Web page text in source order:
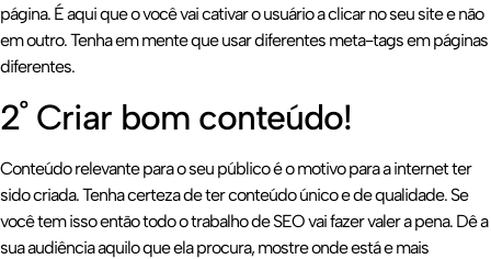
página. É aqui que o você vai cativar o usuário a clicar no seu site e não
em outro. Tenha em mente que usar diferentes meta-tags em páginas
diferentes.
2˚ Criar bom conteúdo!
Conteúdo relevante para o seu público é o motivo para a internet ter
sido criada. Tenha certeza de ter conteúdo único e de qualidade. Se
você tem isso então todo o trabalho de SEO vai fazer valer a pena. Dê a
sua audiência aquilo que ela procura, mostre onde está e mais